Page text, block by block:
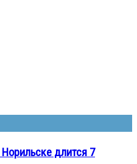
длится 7